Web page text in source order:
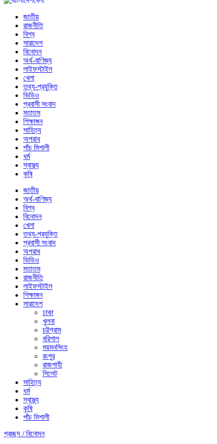
জাতীয়
রাজনীতি
বিশ্ব
সারাদেশ
বিনোদন
অর্থ-বাণিজ্য
লাইফস্টাইল
খেলা
তথ্য-প্রযুক্তি
ভিডিও
প্রবাসী সংবাদ
মতাতম
শিক্ষাঙ্গন
সাহিত্য
অপরাধ
পাঁচ মিশালী
ধর্ম
স্বাস্থ্য
কৃষি
জাতীয়
অর্থ-বাণিজ্য
বিশ্ব
বিনোদন
খেলা
তথ্য-প্রযুক্তি
প্রবাসী সংবাদ
অপরাধ
ভিডিও
মতাতম
রাজনীতি
লাইফস্টাইল
শিক্ষাঙ্গন
সারাদেশ
ঢাকা
খুলনা
চট্টগ্রাম
বরিশাল
ময়মনসিংহ
রংপুর
রাজশাহী
সিলেট
সাহিত্য
ধর্ম
স্বাস্থ্য
কৃষি
পাঁচ মিশালী
প্রচ্ছদ /বিনোদন